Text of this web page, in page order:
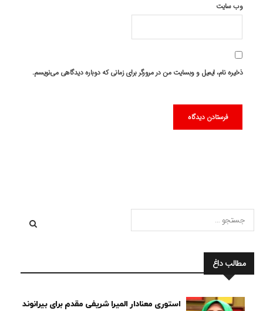
وب‌ سایت
ذخیره نام، ایمیل و وبسایت من در مرورگر برای زمانی که دوباره دیدگاهی می‌نویسم.
مطالب داغ
استوری معنادار المیرا شریفی مقدم برای بیرانوند